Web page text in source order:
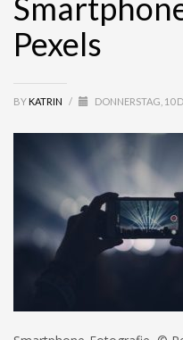
Pexels
BY KATRIN / DONNERSTAG, 10